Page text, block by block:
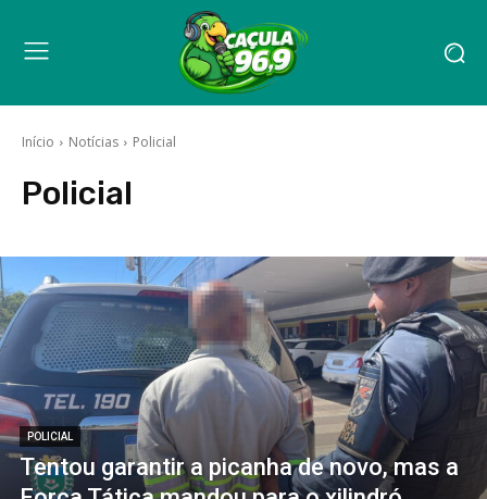
Início Notícias Policial
Policial
POLICIAL
Tentou garantir a picanha de novo, mas a